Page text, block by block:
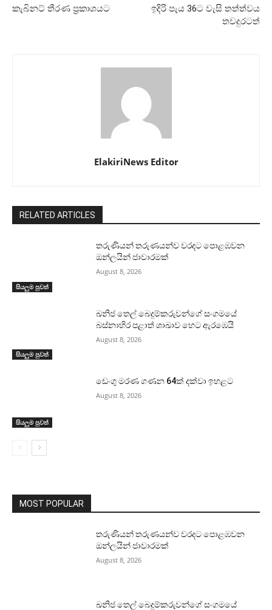
කැබිනට් තීරණ ප්‍රකාශයට
ඉදිරි පැය 36ට වැසි තත්ත්වය
තවදුරටත්
ElakiriNews Editor
RELATED ARTICLES
සියලුම පුවත්
තරුණියන් තරුණයන්ව වරදට පොළඹවන
ඔන්ලයින් ජාවාරමක්
August 8, 2026
සියලුම පුවත්
ඛනිජ තෙල් බෙදුම්කරුවන්ගේ සංගමයේ
බස්නාහිර පළාත් ශාඛාව හෙට ඇරඹෙයි
August 8, 2026
සියලුම පුවත්
ඩෙංගු මරණ ගණන 64ක් දක්වා ඉහළට
August 8, 2026
MOST POPULAR
තරුණියන් තරුණයන්ව වරදට පොළඹවන
ඔන්ලයින් ජාවාරමක්
August 8, 2026
ඛනිජ තෙල් බෙදුම්කරුවන්ගේ සංගමයේ